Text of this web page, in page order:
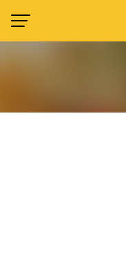
content